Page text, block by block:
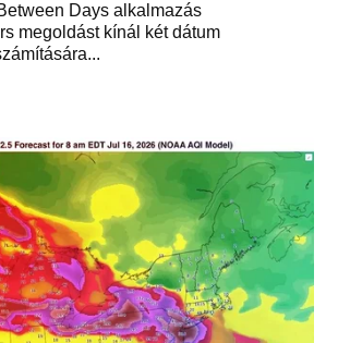
Days alkalmazás
megoldást kínál két dátum